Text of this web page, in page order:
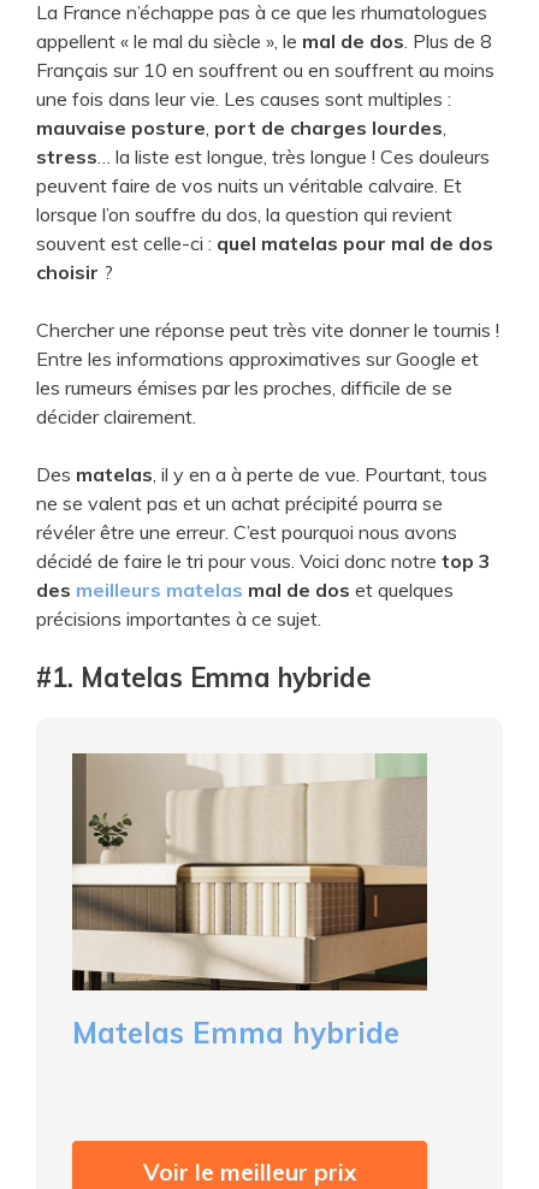
La France n’échappe pas à ce que les rhumatologues
appellent « le mal du siècle », le mal de dos. Plus de 8
Français sur 10 en souffrent ou en souffrent au moins
une fois dans leur vie. Les causes sont multiples :
mauvaise posture, port de charges lourdes,
stress… la liste est longue, très longue ! Ces douleurs
peuvent faire de vos nuits un véritable calvaire. Et
lorsque l’on souffre du dos, la question qui revient
souvent est celle-ci : quel matelas pour mal de dos
choisir ?
Chercher une réponse peut très vite donner le tournis !
Entre les informations approximatives sur Google et
les rumeurs émises par les proches, difficile de se
décider clairement.
Des matelas, il y en a à perte de vue. Pourtant, tous
ne se valent pas et un achat précipité pourra se
révéler être une erreur. C’est pourquoi nous avons
décidé de faire le tri pour vous. Voici donc notre top 3
des meilleurs matelas mal de dos et quelques
précisions importantes à ce sujet.
#1. Matelas Emma hybride
Matelas Emma hybride
Voir le meilleur prix